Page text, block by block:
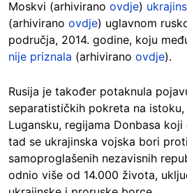
Moskvi (arhivirano ovdje)
(arhivirano ovdje) uglavnom
područja, 2014. godine, koju
nije priznala (arhivirano ovdje).
Rusija je također potaknula
separatističkih pokreta na
Lugansku, regijama Donbasa koji
tad se ukrajinska vojska bori
samoproglašenih nezavisnih
odnio više od 14.000 života,